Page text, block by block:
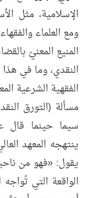
الإسلامية، مثل
ومع العلماء
المنيع المعنيّ
النقدي، وما في
الفقهية الشرعية
مسألة (التورق
سيما حينما قال
ينتهجه المعهد
يقول: «فهو من
الواقعة التي